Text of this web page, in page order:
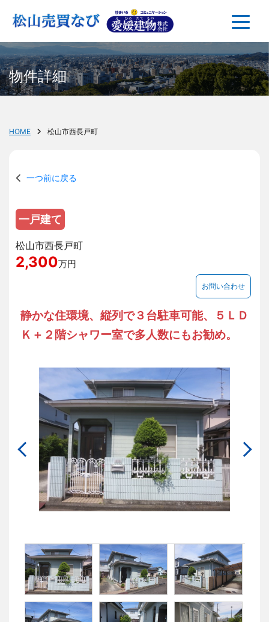
物件詳細
HOME 松山市西長戸町
一つ前に戻る
一戸建て
松山市西長戸町
2,300万円
お問い合わせ
静かな住環境、縦列で３台駐車可能、５ＬＤ
Ｋ＋２階シャワー室で多人数にもお勧め。